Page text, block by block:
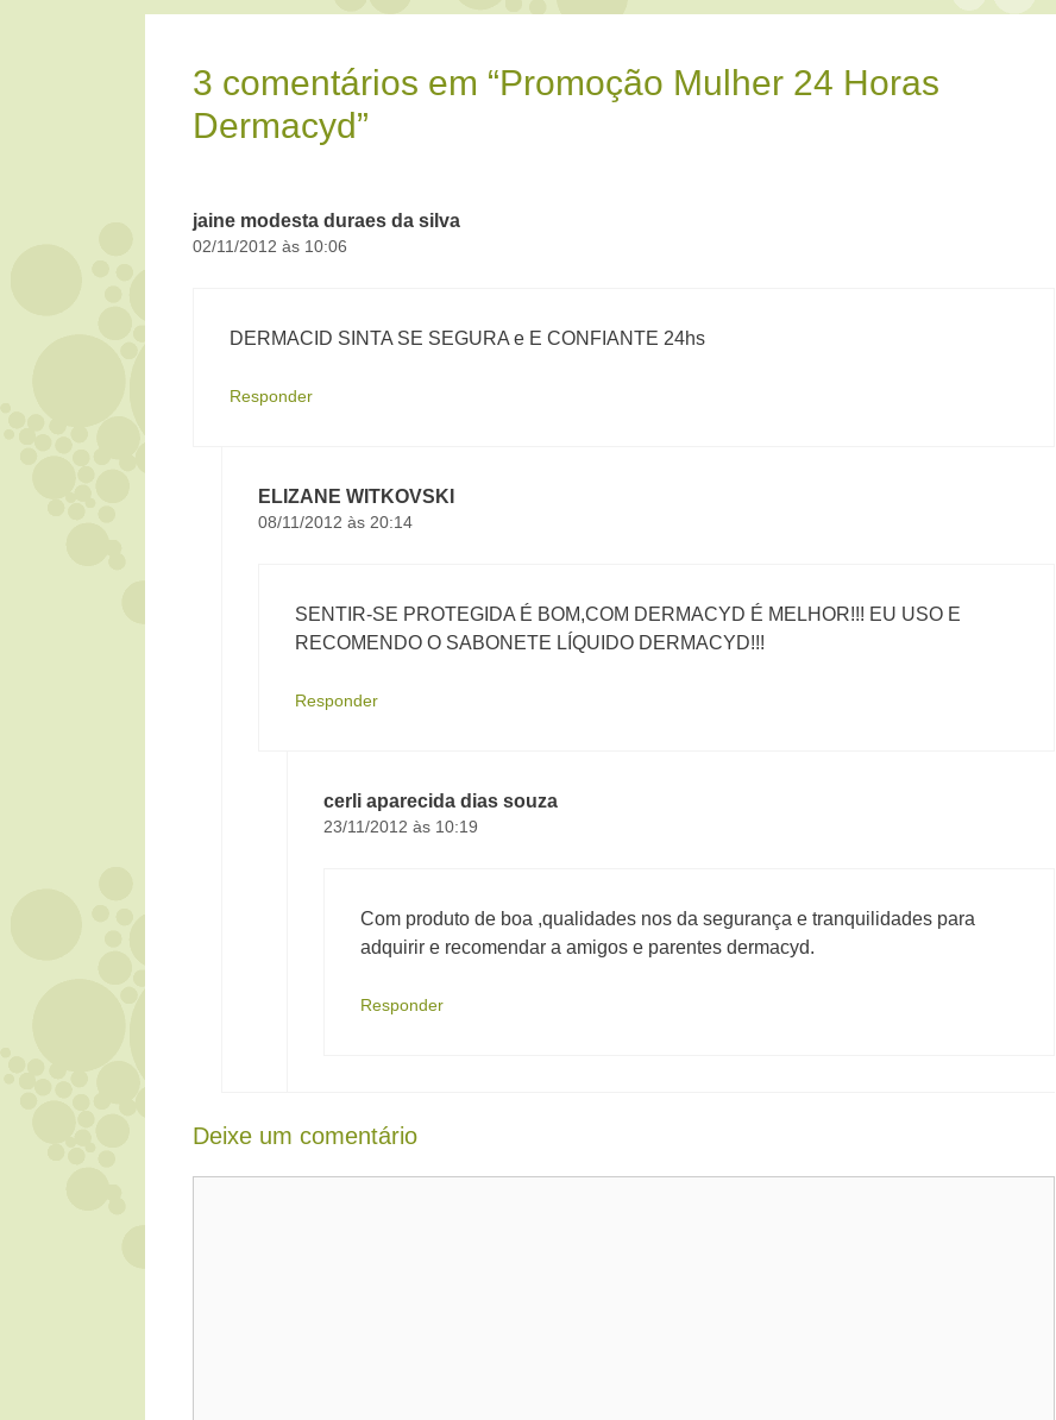
3 comentários em “Promoção Mulher 24 Horas
Dermacyd”
jaine modesta duraes da silva
02/11/2012 às 10:06
DERMACID SINTA SE SEGURA e E CONFIANTE 24hs
Responder
ELIZANE WITKOVSKI
08/11/2012 às 20:14
SENTIR-SE PROTEGIDA É BOM,COM DERMACYD É MELHOR!!! EU USO E
RECOMENDO O SABONETE LÍQUIDO DERMACYD!!!
Responder
cerli aparecida dias souza
23/11/2012 às 10:19
Com produto de boa ,qualidades nos da segurança e tranquilidades para
adquirir e recomendar a amigos e parentes dermacyd.
Responder
Deixe um comentário